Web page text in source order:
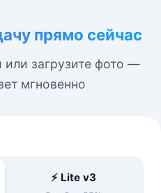
прямо сейчас
или загрузите фото —
мгновенно
⚡ Lite v3